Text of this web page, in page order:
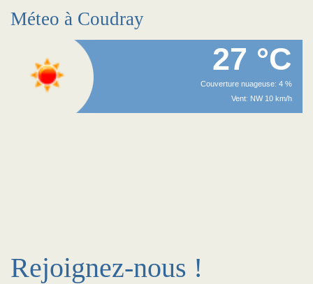
Méteo à Coudray
27 °C
Couverture nuageuse: 4 %
Vent: NW 10 km/h
Rejoignez-nous !